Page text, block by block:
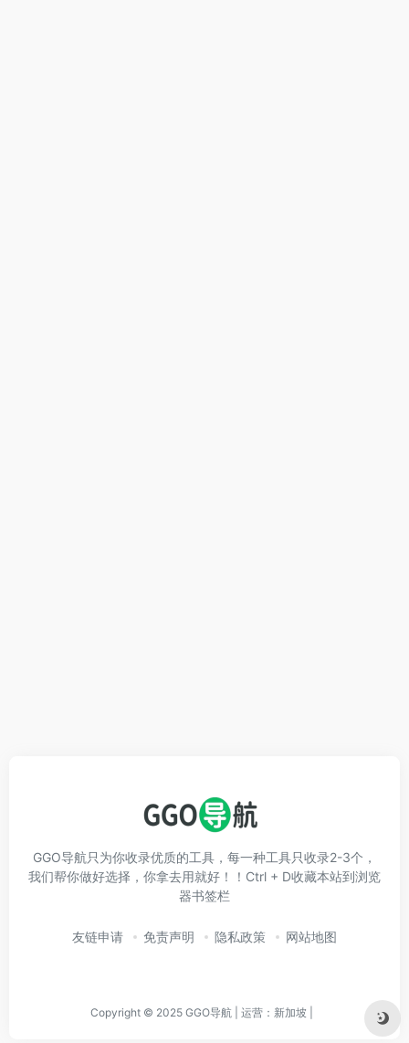
GGO导航只为你收录优质的工具，每一种工具只收录2-3个，
我们帮你做好选择，你拿去用就好！！Ctrl + D收藏本站到浏览
器书签栏
友链申请 免责声明 隐私政策 网站地图
Copyright © 2025 GGO导航 | 运营：新加坡 |